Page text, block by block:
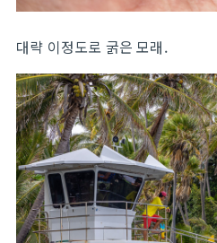
대략 이정도로 굵은 모래.